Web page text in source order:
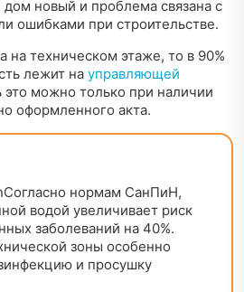
новый и проблема связана с
ошибками при строительстве.
на техническом этаже, то в 90%
лежит на управляющей
это можно только при наличии
оформленного акта.
нормам СанПиН,
водой увеличивает риск
заболеваний на 40%.
зоны особенно
и просушку